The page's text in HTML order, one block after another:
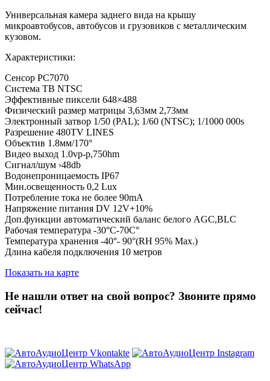
Универсальная камера заднего вида на крышу
микроавтобусов, автобусов и грузовиков с металлическим
кузовом.
Характеристики:
Сенсор PC7070
Система ТВ NTSC
Эффективные пиксели 648×488
Физический размер матрицы 3,63мм 2,73мм
Электронный затвор 1/50 (PAL); 1/60 (NTSC); 1/1000 000s
Разрешение 480TV LINES
Объектив 1.8мм/170°
Видео выход 1.0vp-p,750hm
Сигнал/шум ›48db
Водонепроницаемость IP67
Мин.освещенность 0,2 Lux
Потребление тока не более 90mA
Напряжение питания DV 12V+10%
Доп.функции автоматический баланс белого AGC,BLC
Рабочая температура -30°C-70C°
Температура хранения -40°- 90°(RH 95% Max.)
Длина кабеля подключения 10 метров
Показать на карте
Не нашли ответ на свой вопрос? Звоните прямо
сейчас!